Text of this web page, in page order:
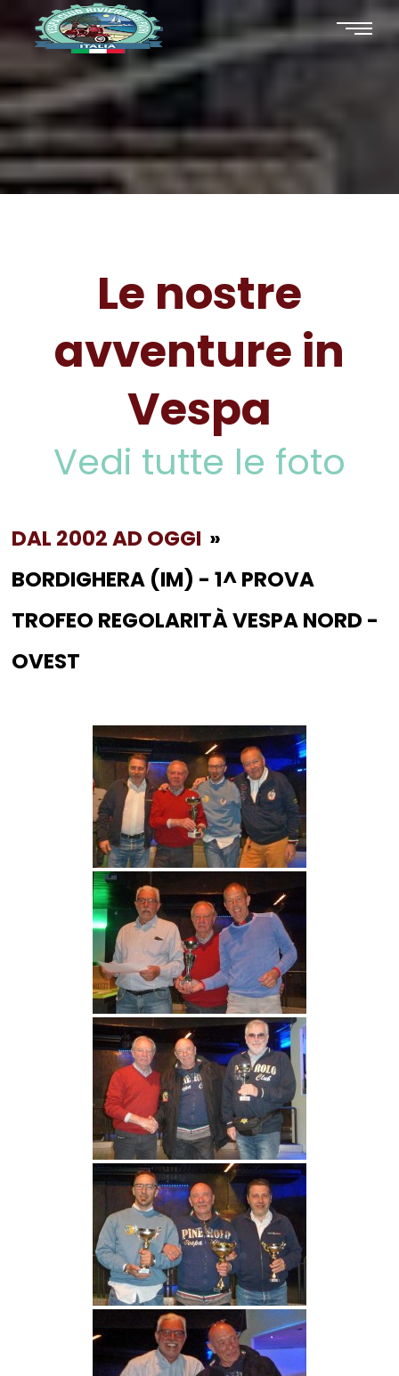
Le nostre
avventure in
Vespa
Vedi tutte le foto
DAL 2002 AD OGGI »
BORDIGHERA (IM) - 1^ PROVA
TROFEO REGOLARITÀ VESPA NORD -
OVEST